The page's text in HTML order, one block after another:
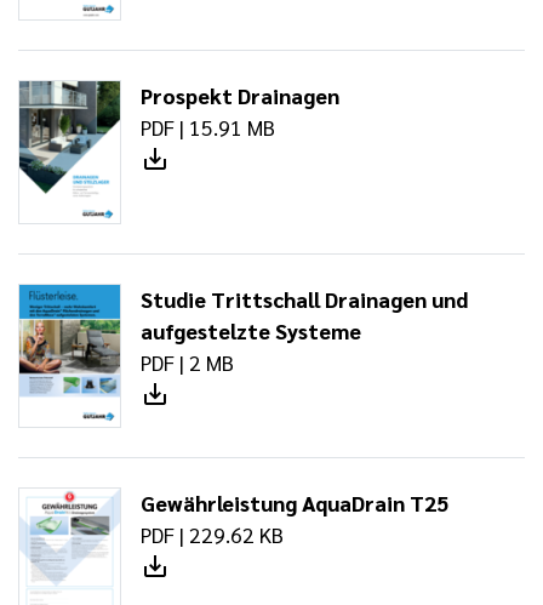
Prospekt Drainagen
PDF | 15.91 MB
Studie Trittschall Drainagen und
aufgestelzte Systeme
PDF | 2 MB
Gewährleistung AquaDrain T25
PDF | 229.62 KB